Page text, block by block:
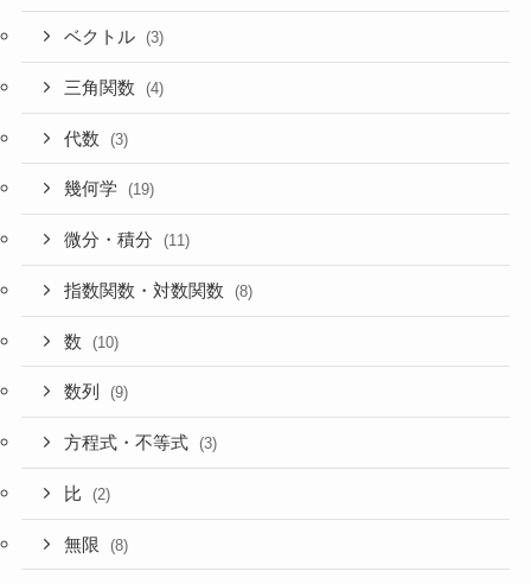
ベクトル (3)
三角関数 (4)
代数 (3)
幾何学 (19)
微分・積分 (11)
指数関数・対数関数 (8)
数 (10)
数列 (9)
方程式・不等式 (3)
比 (2)
無限 (8)